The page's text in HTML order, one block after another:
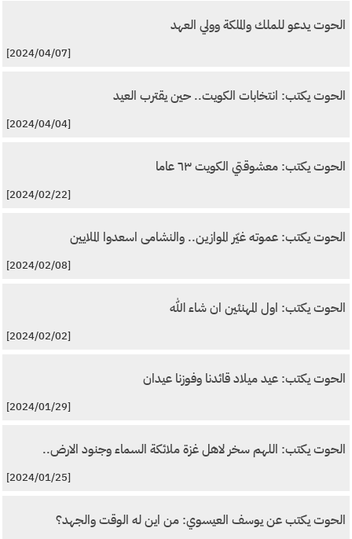
الحوت يدعو للملك والملكة وولي العهد
[2024/04/07]
الحوت يكتب: انتخابات الكويت.. حين يقترب العيد
[2024/04/04]
الحوت يكتب: معشوقتي الكويت ٦٣ عاما
[2024/02/22]
الحوت يكتب: عموته غيّر الموازين.. والنشامى اسعدوا الملايين
[2024/02/08]
الحوت يكتب: اول المهنئين ان شاء الله
[2024/02/02]
الحوت يكتب: عيد ميلاد قائدنا وفوزنا عيدان
[2024/01/29]
الحوت يكتب: اللهم سخر لاهل غزة ملائكة السماء وجنود الارض..
[2024/01/25]
الحوت يكتب عن يوسف العيسوي: من اين له الوقت والجهد؟